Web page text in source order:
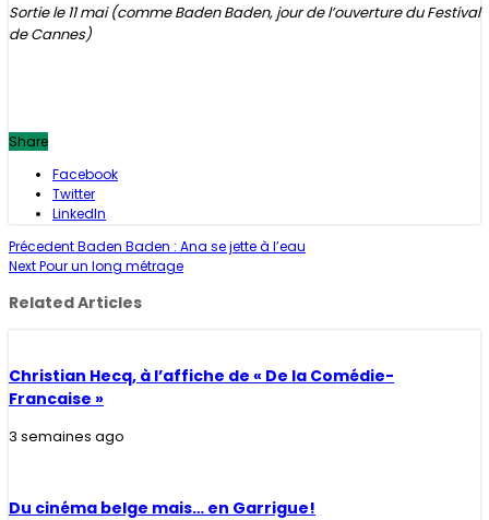
Sortie le 11 mai (comme Baden Baden, jour de l’ouverture du Festival
de Cannes)
Share
Facebook
Twitter
LinkedIn
PrécedentBaden Baden : Ana se jette à l’eau
NextPour un long métrage
Related Articles
Christian Hecq, à l’affiche de « De la Comédie-
Francaise »
3 semaines ago
Du cinéma belge mais… en Garrigue!